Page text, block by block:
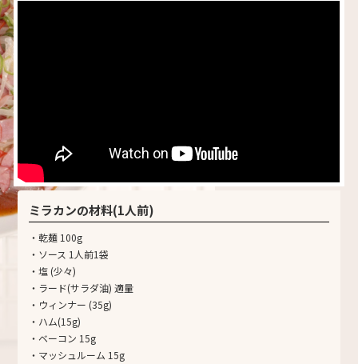
ミラカンの材料(1人前)
・乾麺 100g
・ソース 1人前1袋
・塩 (少々)
・ラード(サラダ油) 適量
・ウィンナー (35g)
・ハム(15g)
・ベーコン 15g
・マッシュルーム 15g